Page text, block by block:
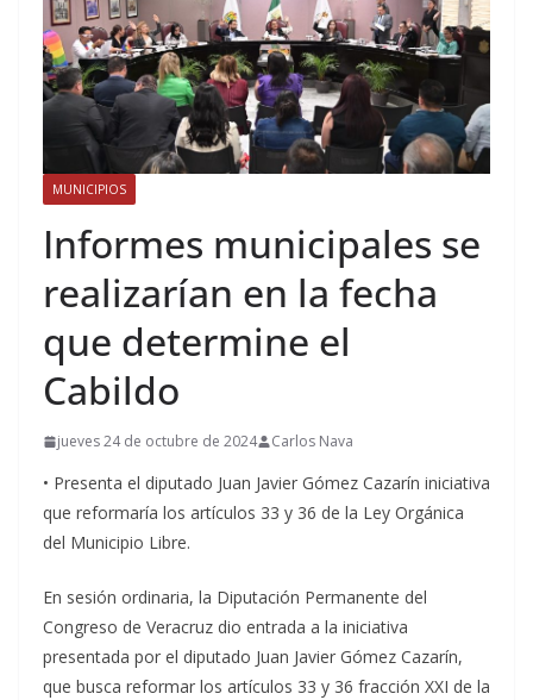
MUNICIPIOS
Informes municipales se
realizarían en la fecha
que determine el
Cabildo
jueves 24 de octubre de 2024 Carlos Nava
• Presenta el diputado Juan Javier Gómez Cazarín iniciativa
que reformaría los artículos 33 y 36 de la Ley Orgánica
del Municipio Libre.
En sesión ordinaria, la Diputación Permanente del
Congreso de Veracruz dio entrada a la iniciativa
presentada por el diputado Juan Javier Gómez Cazarín,
que busca reformar los artículos 33 y 36 fracción XXI de la